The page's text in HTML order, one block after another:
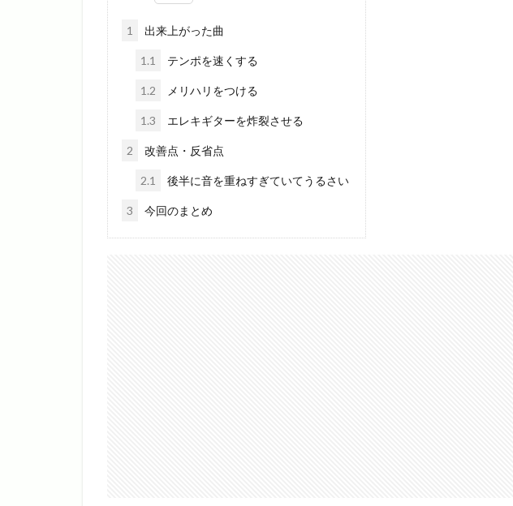
1 出来上がった曲
1.1 テンポを速くする
1.2 メリハリをつける
1.3 エレキギターを炸裂させる
2 改善点・反省点
2.1 後半に音を重ねすぎていてうるさい
3 今回のまとめ